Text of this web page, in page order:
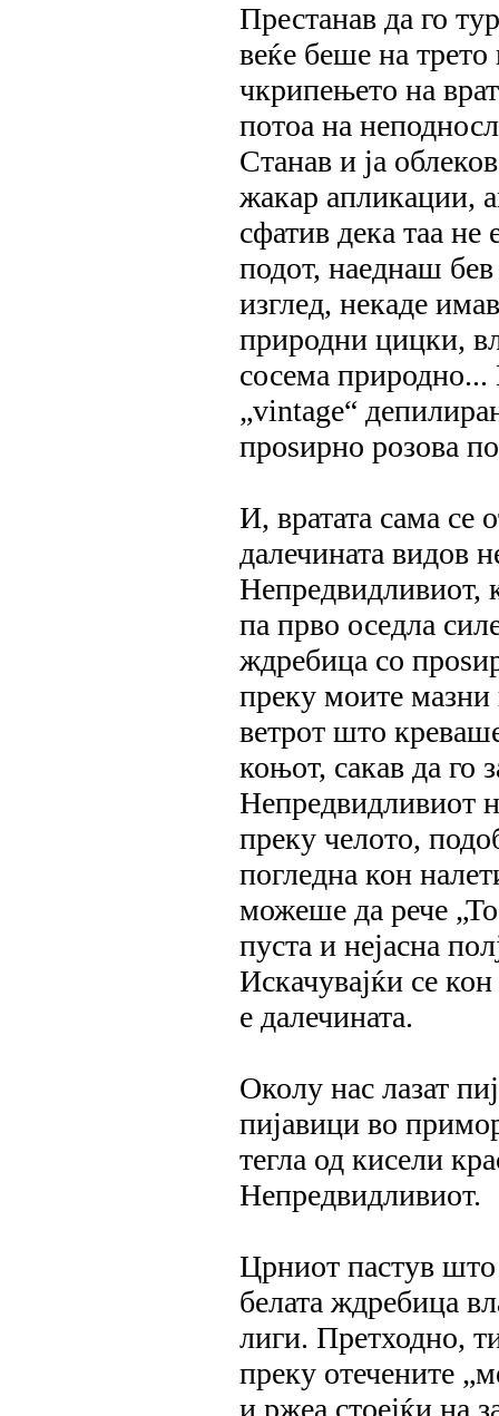
Престанав да го
веќе беше на
чкрипењето на
потоа на
Станав и ја
жакар апликации,
сфатив дека таа
подот, наеднаш бев
изглед, некаде
природни цицки,
сосема природно...
„vintage“
проѕирно розова
И, вратата сама
далечината видов
Непредвидливиот,
па прво оседла
ждребица со
преку моите мазни
ветрот што
коњот, сакав да го
Непредвидливиот
преку челото,
погледна кон
можеше да рече
пуста и нејасна
Искачувајќи се
е далечината.
Околу нас лазат
пијавици во
тегла од кисели
Непредвидливиот.
Црниот пастув
белата ждребица
лиги. Претходно,
преку отечените
и ржеа стоејќи на